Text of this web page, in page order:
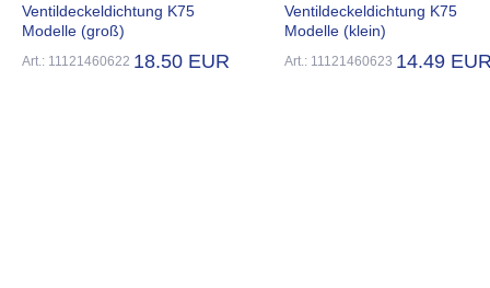
Ventildeckeldichtung K75
Modelle (groß)
Art.: 11121460622 18.50 EUR
Ventildeckeldichtung K75
Modelle (klein)
Art.: 11121460623 14.49